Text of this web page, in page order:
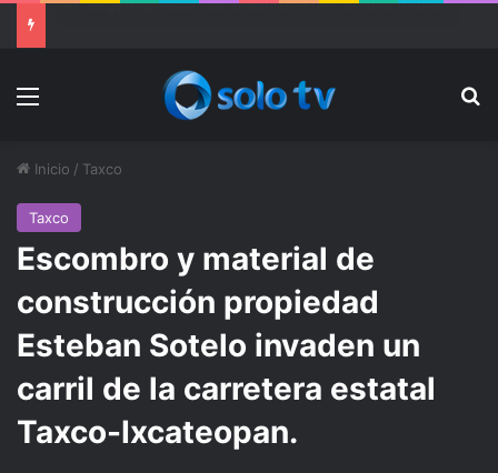
Menu
Inicio / Taxco
Taxco
Escombro y material de
construcción propiedad
Esteban Sotelo invaden un
carril de la carretera estatal
Taxco-Ixcateopan.